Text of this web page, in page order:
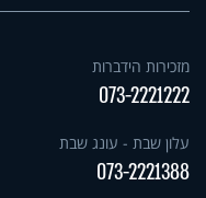
מזכירות הידברות
073-2221222
עלון שבת - עונג שבת
073-2221388